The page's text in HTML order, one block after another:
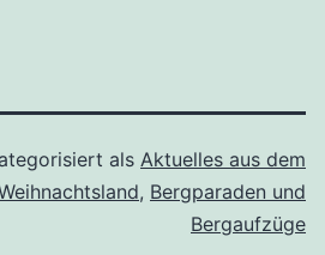
als Aktuelles aus dem
, Bergparaden und
Bergaufzüge